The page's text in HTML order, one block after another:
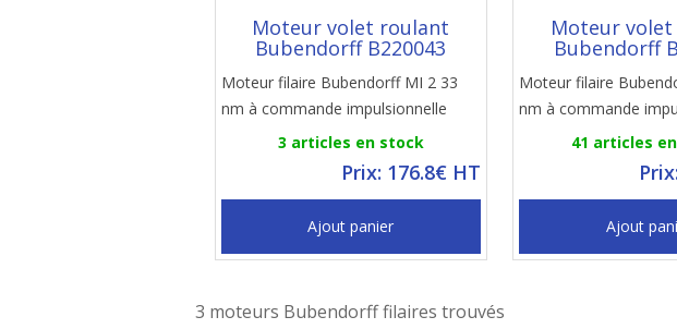
Moteur volet roulant
Bubendorff B220043
Moteur filaire Bubendorff MI 2 33
nm à commande impulsionnelle
3 articles en stock
Prix: 176.8€ HT
Ajout panier
Moteur
Bubendorff
Moteur filaire
nm à commande
41 articles
Ajout
3 moteurs Bubendorff filaires trouvés